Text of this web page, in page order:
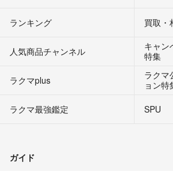
ランキング 買取・
人気商品チャンネル
キャン
特集
ラクマplus
ラクマ
ョン特
ラクマ最強鑑定
SPU
ガイド